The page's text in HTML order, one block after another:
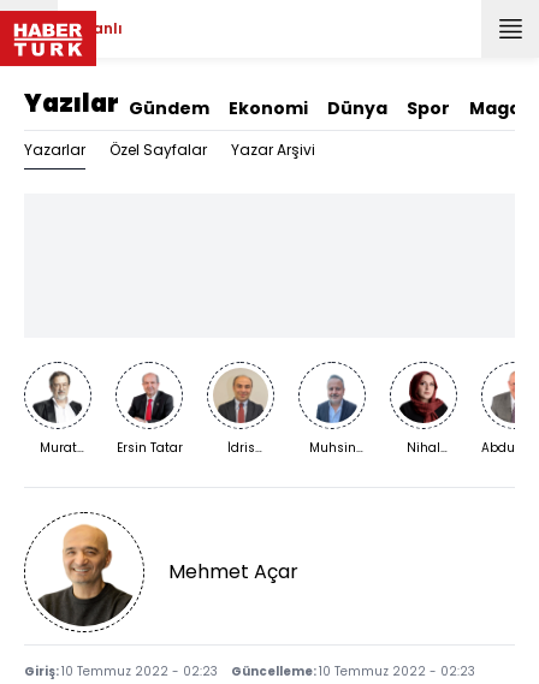
Canlı
Yazılar Gündem Ekonomi Dünya Spor
Yazarlar Özel Sayfalar Yazar Arşivi
Murat
Ersin Tatar
İdris
Muhsin
Nihal
Mehmet Açar
Giriş:10 Temmuz 2022 - 02:23 Güncelleme:10 Temmuz 2022 - 02:23